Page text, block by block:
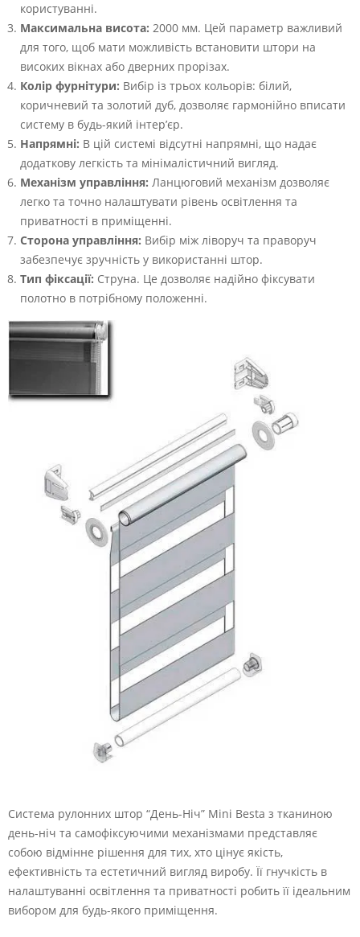
користуванні.
Максимальна висота: 2000 мм. Цей параметр важливий
для того, щоб мати можливість встановити штори на
високих вікнах або дверних прорізах.
Колір фурнітури: Вибір із трьох кольорів: білий,
коричневий та золотий дуб, дозволяє гармонійно вписати
систему в будь-який інтер’єр.
Напрямні: В цій системі відсутні напрямні, що надає
додаткову легкість та мінімалістичний вигляд.
Механізм управління: Ланцюговий механізм дозволяє
легко та точно налаштувати рівень освітлення та
приватності в приміщенні.
Сторона управління: Вибір між ліворуч та праворуч
забезпечує зручність у використанні штор.
Тип фіксації: Струна. Це дозволяє надійно фіксувати
полотно в потрібному положенні.
Система рулонних штор “День-Ніч” Mini Besta з тканиною
день-ніч та самофіксуючими механізмами представляє
собою відмінне рішення для тих, хто цінує якість,
ефективність та естетичний вигляд виробу. Її гнучкість в
налаштуванні освітлення та приватності робить її ідеальним
вибором для будь-якого приміщення.